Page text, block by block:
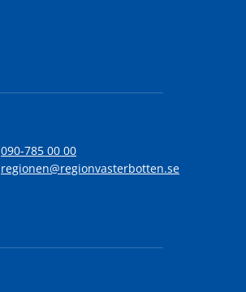
090-785 00 00
regionen@regionvasterbotten.se